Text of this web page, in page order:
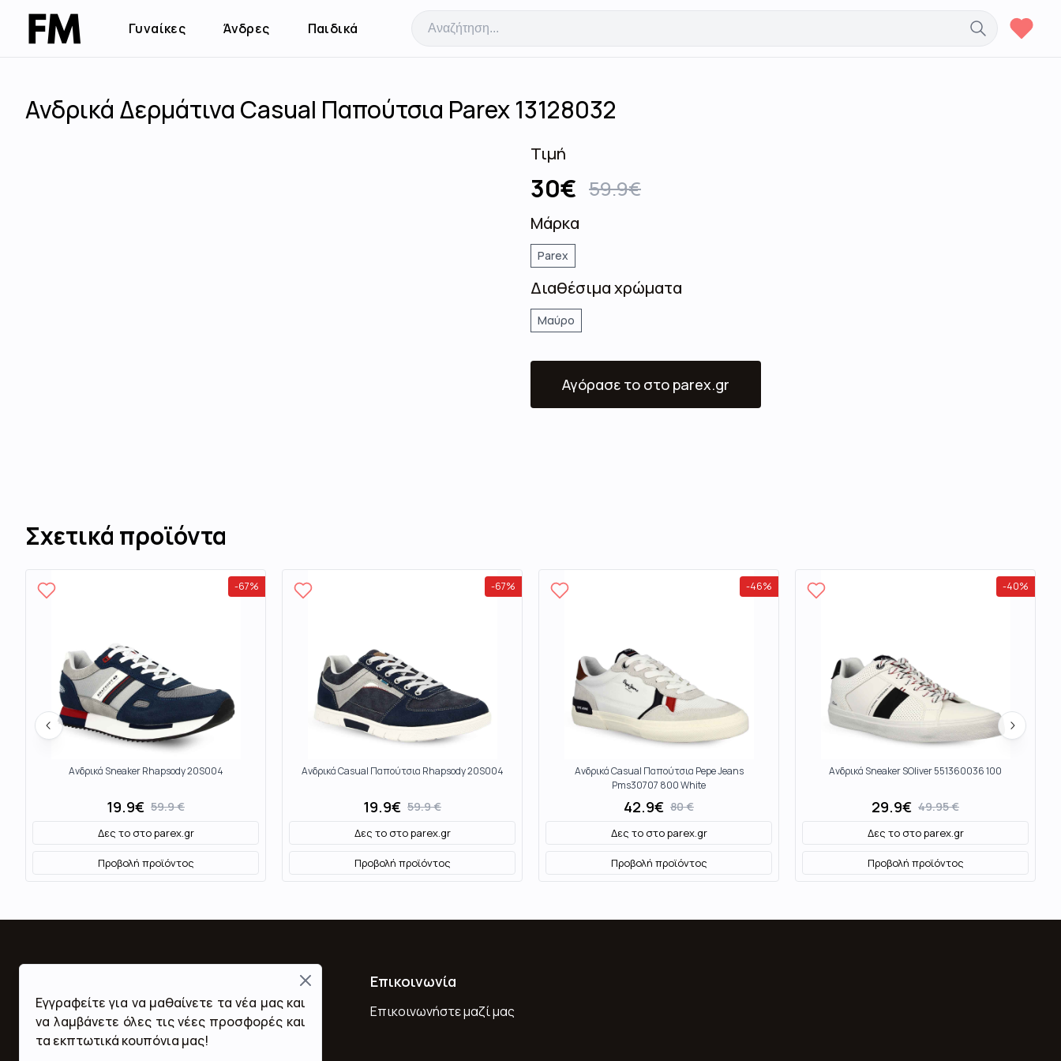
Close
Εγγραφείτε για να μαθαίνετε τα νέα μας και
να λαμβάνετε όλες τις νέες προσφορές και
τα εκπτωτικά κουπόνια μας!
Γυναίκες Άνδρες Παιδικά
Ανδρικά Δερμάτινα Casual Παπούτσια Parex 13128032
Τιμή
30€ 59.9€
Μάρκα
Parex
Διαθέσιμα χρώματα
Μαύρο
Αγόρασε το στο parex.gr
Σχετικά προϊόντα
-67%
Ανδρικά Sneaker Rhapsody 20S004
19.9€ 59.9€
Δες το στοparex.gr
Προβολή προϊόντος
-67%
Ανδρικά Casual Παπούτσια Rhapsody 20S004
19.9€ 59.9€
Δες το στοparex.gr
Προβολή προϊόντος
-46%
Ανδρικά Casual Παπούτσια Pepe Jeans
Pms30707 800 White
42.9€ 80€
Δες το στοparex.gr
Προβολή προϊόντος
-40%
Ανδρικά Sneaker SOliver 551360036 100
29.9€ 49.95€
Δες το στοparex.gr
Προβολή προϊόντος
Ποιοι Είμαστε
Όροι Χρήσης & Προϋποθέσεις
Επικοινωνία
Επικοινωνήστε μαζί μας